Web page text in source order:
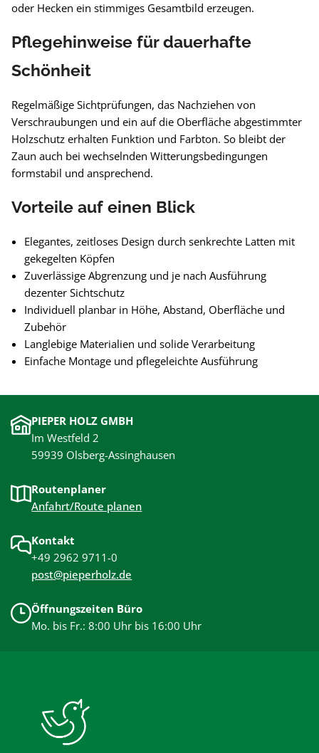
oder Hecken ein stimmiges Gesamtbild erzeugen.
Pflegehinweise für dauerhafte
Schönheit
Regelmäßige Sichtprüfungen, das Nachziehen von
Verschraubungen und ein auf die Oberfläche abgestimmter
Holzschutz erhalten Funktion und Farbton. So bleibt der
Zaun auch bei wechselnden Witterungsbedingungen
formstabil und ansprechend.
Vorteile auf einen Blick
Elegantes, zeitloses Design durch senkrechte Latten mit
gekegelten Köpfen
Zuverlässige Abgrenzung und je nach Ausführung
dezenter Sichtschutz
Individuell planbar in Höhe, Abstand, Oberfläche und
Zubehör
Langlebige Materialien und solide Verarbeitung
Einfache Montage und pflegeleichte Ausführung
PIEPER HOLZ GMBH
Im Westfeld 2
59939 Olsberg-Assinghausen
Routenplaner
Anfahrt/Route planen
Kontakt
+49 2962 9711-0
post@pieperholz.de
Öffnungszeiten Büro
Mo. bis Fr.: 8:00 Uhr bis 16:00 Uhr